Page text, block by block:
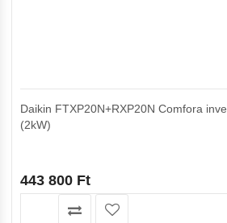
Daikin FTXP20N+RXP20N Comfora
(2kW)
443 800 Ft